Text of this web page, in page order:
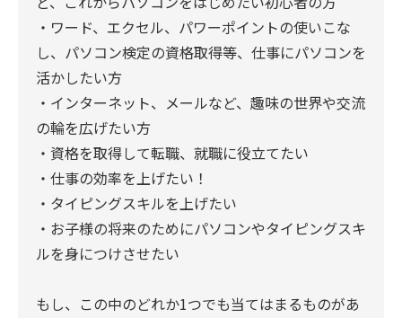
・ワード、エクセル、パワーポイントの使いこな
し、パソコン検定の資格取得等、仕事にパソコンを
活かしたい方
・インターネット、メールなど、趣味の世界や交流
の輪を広げたい方
・資格を取得して転職、就職に役立てたい
・仕事の効率を上げたい！
・タイピングスキルを上げたい
・お子様の将来のためにパソコンやタイピングスキ
ルを身につけさせたい
もし、この中のどれか1つでも当てはまるものがあ